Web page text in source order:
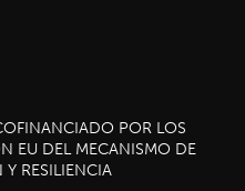
POR LOS
EU DEL MECANISMO DE
RESILIENCIA